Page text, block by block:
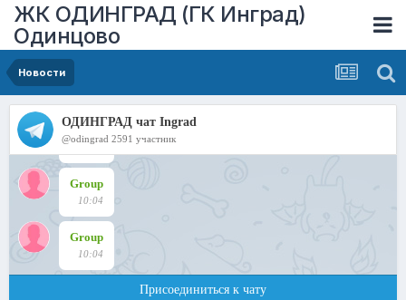
ЖК ОДИНГРАД (ГК Инград)
Одинцово
Новости